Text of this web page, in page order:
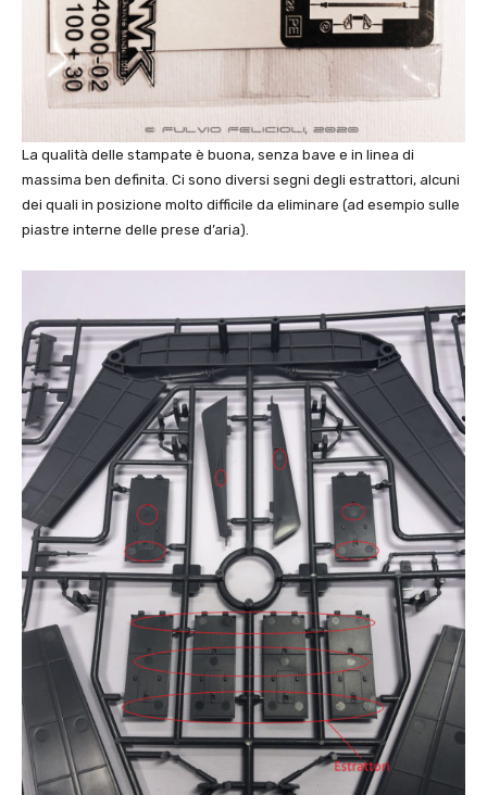
La qualità delle stampate è buona, senza bave e in linea di
massima ben definita. Ci sono diversi segni degli estrattori, alcuni
dei quali in posizione molto difficile da eliminare (ad esempio sulle
piastre interne delle prese d’aria).